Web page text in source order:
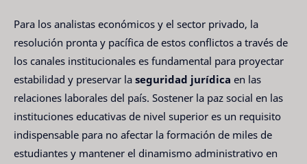
Para los analistas económicos y el sector privado, la
resolución pronta y pacífica de estos conflictos a través de
los canales institucionales es fundamental para proyectar
estabilidad y preservar la seguridad jurídica en las
relaciones laborales del país. Sostener la paz social en las
instituciones educativas de nivel superior es un requisito
indispensable para no afectar la formación de miles de
estudiantes y mantener el dinamismo administrativo en